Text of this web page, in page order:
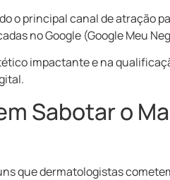
o principal canal de atração
no Google (Google Meu
impactante e na
Sabotar o
que dermatologistas